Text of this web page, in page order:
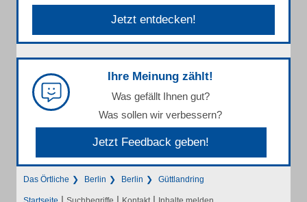
Jetzt entdecken!
Ihre Meinung zählt!
Was gefällt Ihnen gut?
Was sollen wir verbessern?
Jetzt Feedback geben!
Das Örtliche Berlin Berlin Güttlandring
| | |